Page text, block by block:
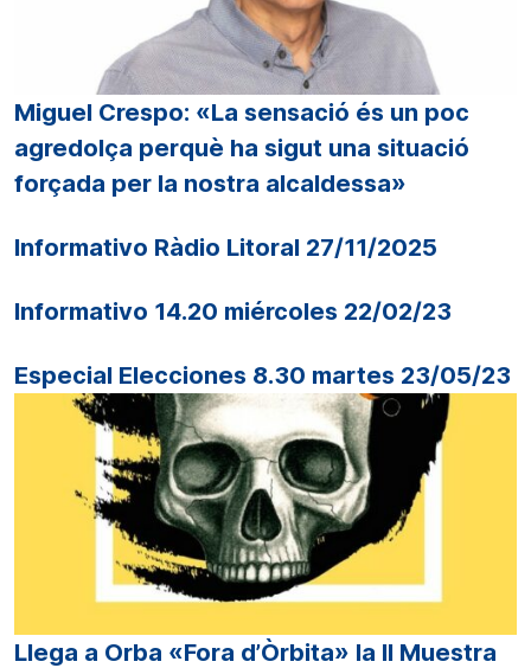
Miguel Crespo: «La sensació és un poc
agredolça perquè ha sigut una situació
forçada per la nostra alcaldessa»
Informativo Ràdio Litoral 27/11/2025
Informativo 14.20 miércoles 22/02/23
Especial Elecciones 8.30 martes 23/05/23
Llega a Orba «Fora d’Òrbita» la II Muestra